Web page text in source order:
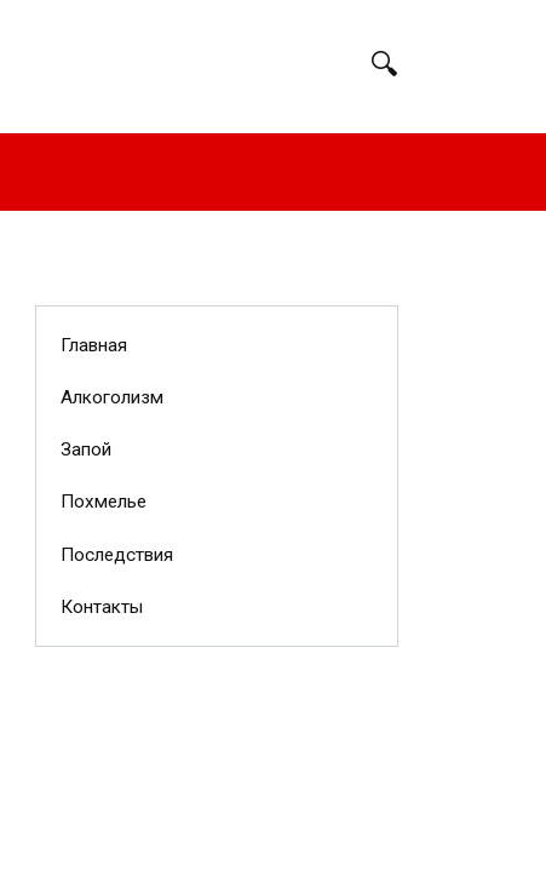
Главная
Алкоголизм
Запой
Похмелье
Последствия
Контакты